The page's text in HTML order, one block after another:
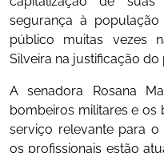
segurança à
público muitas vezes
Silveira na justificação do
A senadora Rosana
bombeiros militares e os
serviço relevante para
os profissionais estão